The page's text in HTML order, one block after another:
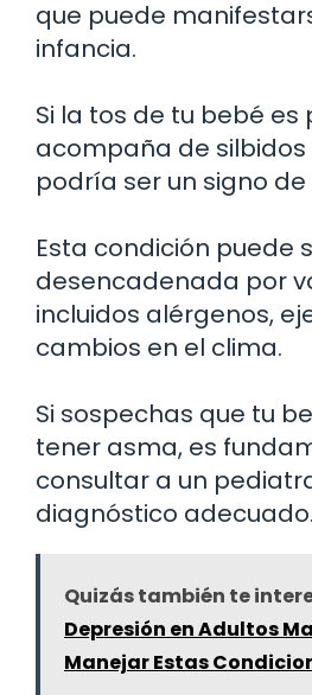
que puede
infancia.
Si la tos de tu bebé es
acompaña de silbidos
podría ser un signo
Esta condición puede
desencadenada por
incluidos alérgenos,
cambios en el clima.
Si sospechas que tu
tener asma, es
consultar a un
diagnóstico adecuado.
Quizás también te
Depresión en Adultos
Manejar Estas